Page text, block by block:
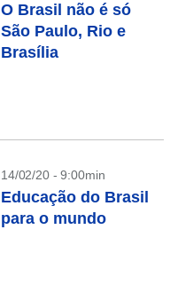
O Brasil não é só
São Paulo, Rio e
Brasília
14/02/20 - 9:00min
Educação do Brasil
para o mundo